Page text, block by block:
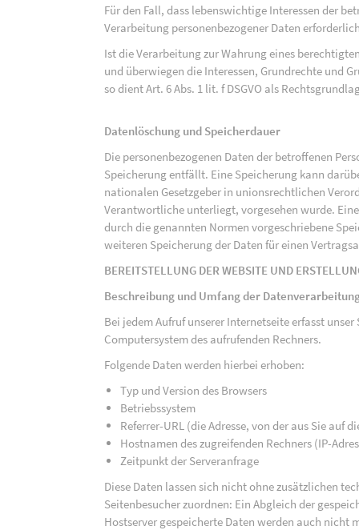
Für den Fall, dass lebenswichtige Interessen der
Verarbeitung personenbezogener Daten
Ist die Verarbeitung zur Wahrung eines
und überwiegen die Interessen, Grundrechte und
so dient Art. 6 Abs. 1 lit. f DSGVO als
Datenlöschung und Speicherdauer
Die personenbezogenen Daten der betroffenen
Speicherung entfällt. Eine Speicherung kann
nationalen Gesetzgeber in unionsrechtlichen
Verantwortliche unterliegt, vorgesehen wurde.
durch die genannten Normen vorgeschriebene
weiteren Speicherung der Daten für einen
BEREITSTELLUNG DER WEBSITE UND
Beschreibung und Umfang der
Bei jedem Aufruf unserer Internetseite erfasst
Computersystem des aufrufenden Rechners.
Folgende Daten werden hierbei erhoben:
Typ und Version des Browsers
Betriebssystem
Referrer-URL (die Adresse, von der aus Sie auf
Hostnamen des zugreifenden Rechners (IP-
Zeitpunkt der Serveranfrage
Diese Daten lassen sich nicht ohne zusätzlichen
Seitenbesucher zuordnen: Ein Abgleich der
Hostserver gespeicherte Daten werden auch nicht